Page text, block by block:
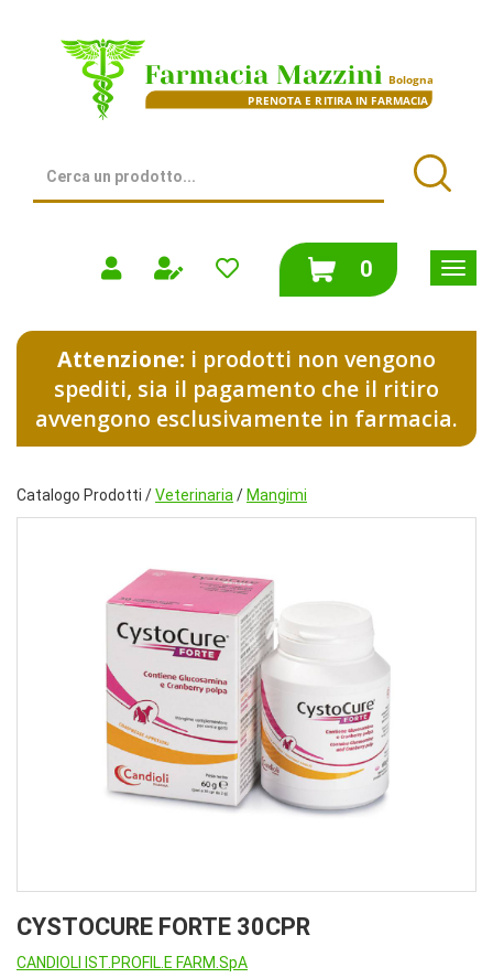
contenuto
Farmacia
Prodotto
0prodotti
inseriti
Attenzione: i prodotti non vengono
spediti, sia il pagamento che il ritiro
avvengono esclusivamente in farmacia.
Catalogo Prodotti /Veterinaria / Mangimi
CYSTOCURE FORTE 30CPR
CANDIOLI IST.PROFIL.E FARM.SpA